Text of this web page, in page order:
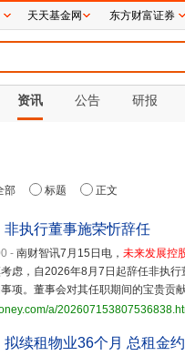
资讯 公告 研报
部 标题 正文
非执行董事施荣忻辞任
- 南财智讯7月15日电， 未来发展控
虑，自2026年8月7日起辞任非执
项。董事会对其任职期间的宝贵贡
a/
拟续租物业36个月 总租金
天天基金网 东方财富证券